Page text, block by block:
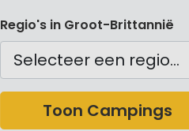
Camping Noord Engeland
Camping Schotland
Camping Wales
Camping Zuid Engeland
Regio's in Groot-Brittannië
Toon Campings